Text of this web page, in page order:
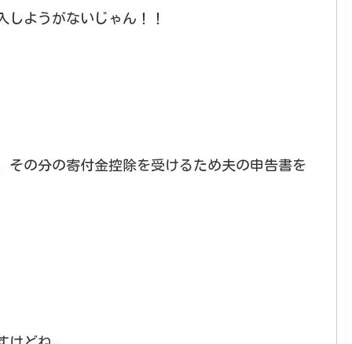
ようがないじゃん！！
の分の寄付金控除を受けるため夫の申告書を